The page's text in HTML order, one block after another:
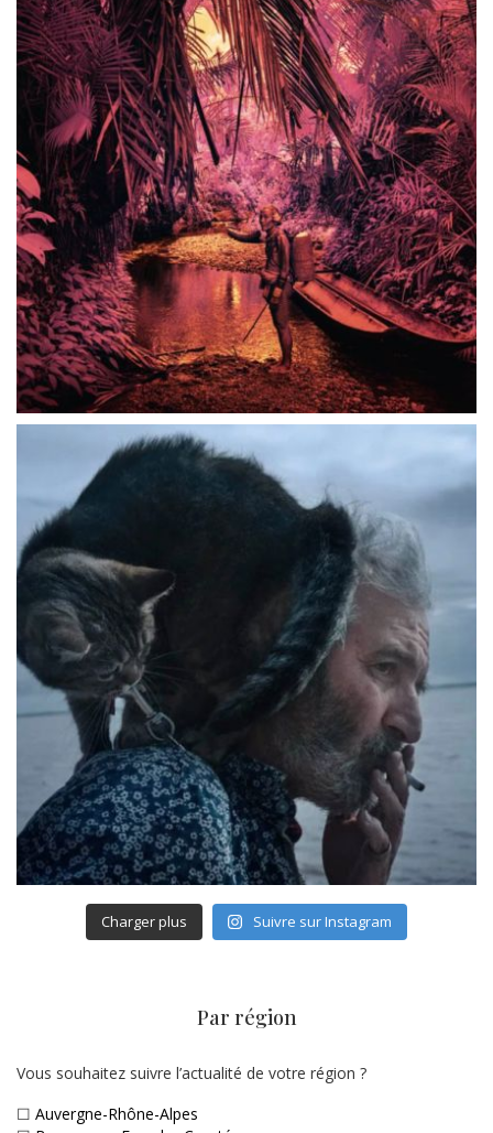
Charger plus Suivre sur Instagram
Par région
Vous souhaitez suivre l’actualité de votre région ?
☐ Auvergne-Rhône-Alpes